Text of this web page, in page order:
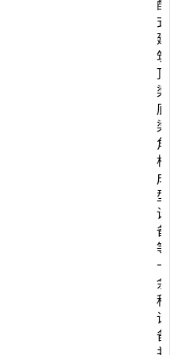
配
式
建
筑
顶
底
角
柱
成
型
设
备
等
十
余
种
设